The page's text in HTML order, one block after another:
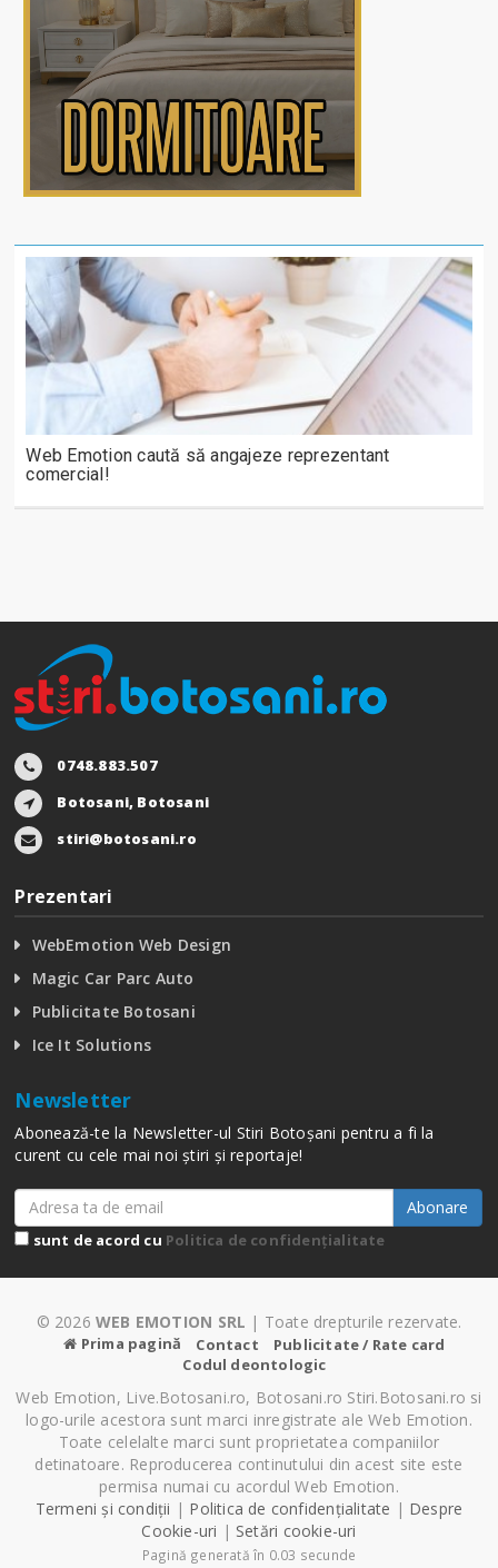
Web Emotion caută să angajeze reprezentant
comercial!
0748.883.507
Botosani, Botosani
stiri@botosani.ro
Prezentari
WebEmotion Web Design
Magic Car Parc Auto
Publicitate Botosani
Ice It Solutions
Newsletter
Abonează-te la Newsletter-ul Stiri Botoșani pentru a fi la
curent cu cele mai noi știri și reportaje!
Abonare
sunt de acord cu Politica de confidențialitate
© 2026 WEB EMOTION SRL | Toate drepturile rezervate.
Prima pagină Contact
Publicitate / Rate card
Codul deontologic
Web Emotion, Live.Botosani.ro, Botosani.ro Stiri.Botosani.ro si
logo-urile acestora sunt marci inregistrate ale Web Emotion.
Toate celelalte marci sunt proprietatea companiilor
detinatoare. Reproducerea continutului din acest site este
permisa numai cu acordul Web Emotion.
Termeni și condiții | Politica de confidențialitate | Despre
Cookie-uri | Setări cookie-uri
Pagină generată în 0.03 secunde